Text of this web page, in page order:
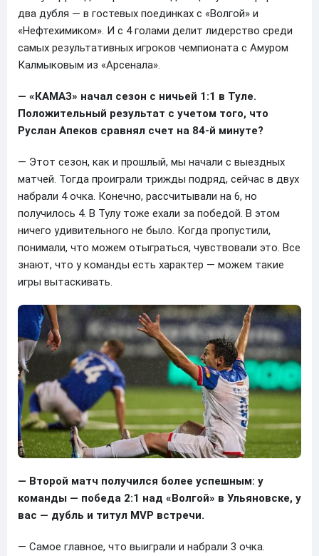
два дубля — в гостевых поединках с «Волгой» и
«Нефтехимиком». И с 4 голами делит лидерство среди
самых результативных игроков чемпионата с Амуром
Калмыковым из «Арсенала».
— «КАМАЗ» начал сезон с ничьей 1:1 в Туле.
Положительный результат с учетом того, что
Руслан Апеков сравнял счет на 84-й минуте?
— Этот сезон, как и прошлый, мы начали с выездных
матчей. Тогда проиграли трижды подряд, сейчас в двух
набрали 4 очка. Конечно, рассчитывали на 6, но
получилось 4. В Тулу тоже ехали за победой. В этом
ничего удивительного не было. Когда пропустили,
понимали, что можем отыграться, чувствовали это. Все
знают, что у команды есть характер — можем такие
игры вытаскивать.
— Второй матч получился более успешным: у
команды — победа 2:1 над «Волгой» в Ульяновске, у
вас — дубль и титул MVP встречи.
— Самое главное, что выиграли и набрали 3 очка.